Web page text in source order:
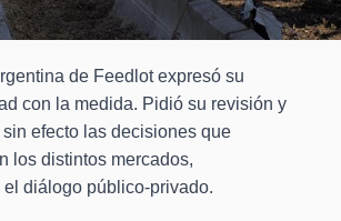
de Feedlot expresó su
con la medida. Pidió su revisión y
efecto las decisiones que
los distintos mercados,
el diálogo público-privado.